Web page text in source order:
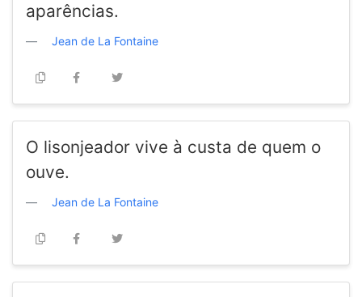
aparências.
Jean de La Fontaine
O lisonjeador vive à custa de quem o
ouve.
Jean de La Fontaine